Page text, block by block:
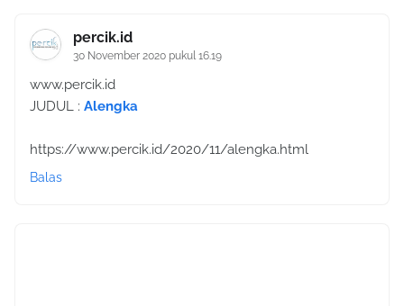
percik.id
30 November 2020 pukul 16.19
www.percik.id
JUDUL : Alengka
https://www.percik.id/2020/11/alengka.html
Balas